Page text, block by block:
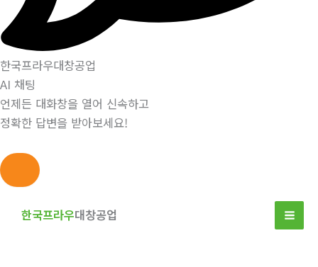
한국프라우대창공업
AI 채팅
언제든 대화창을 열어 신속하고
정확한 답변을 받아보세요!
한국프라우대창공업